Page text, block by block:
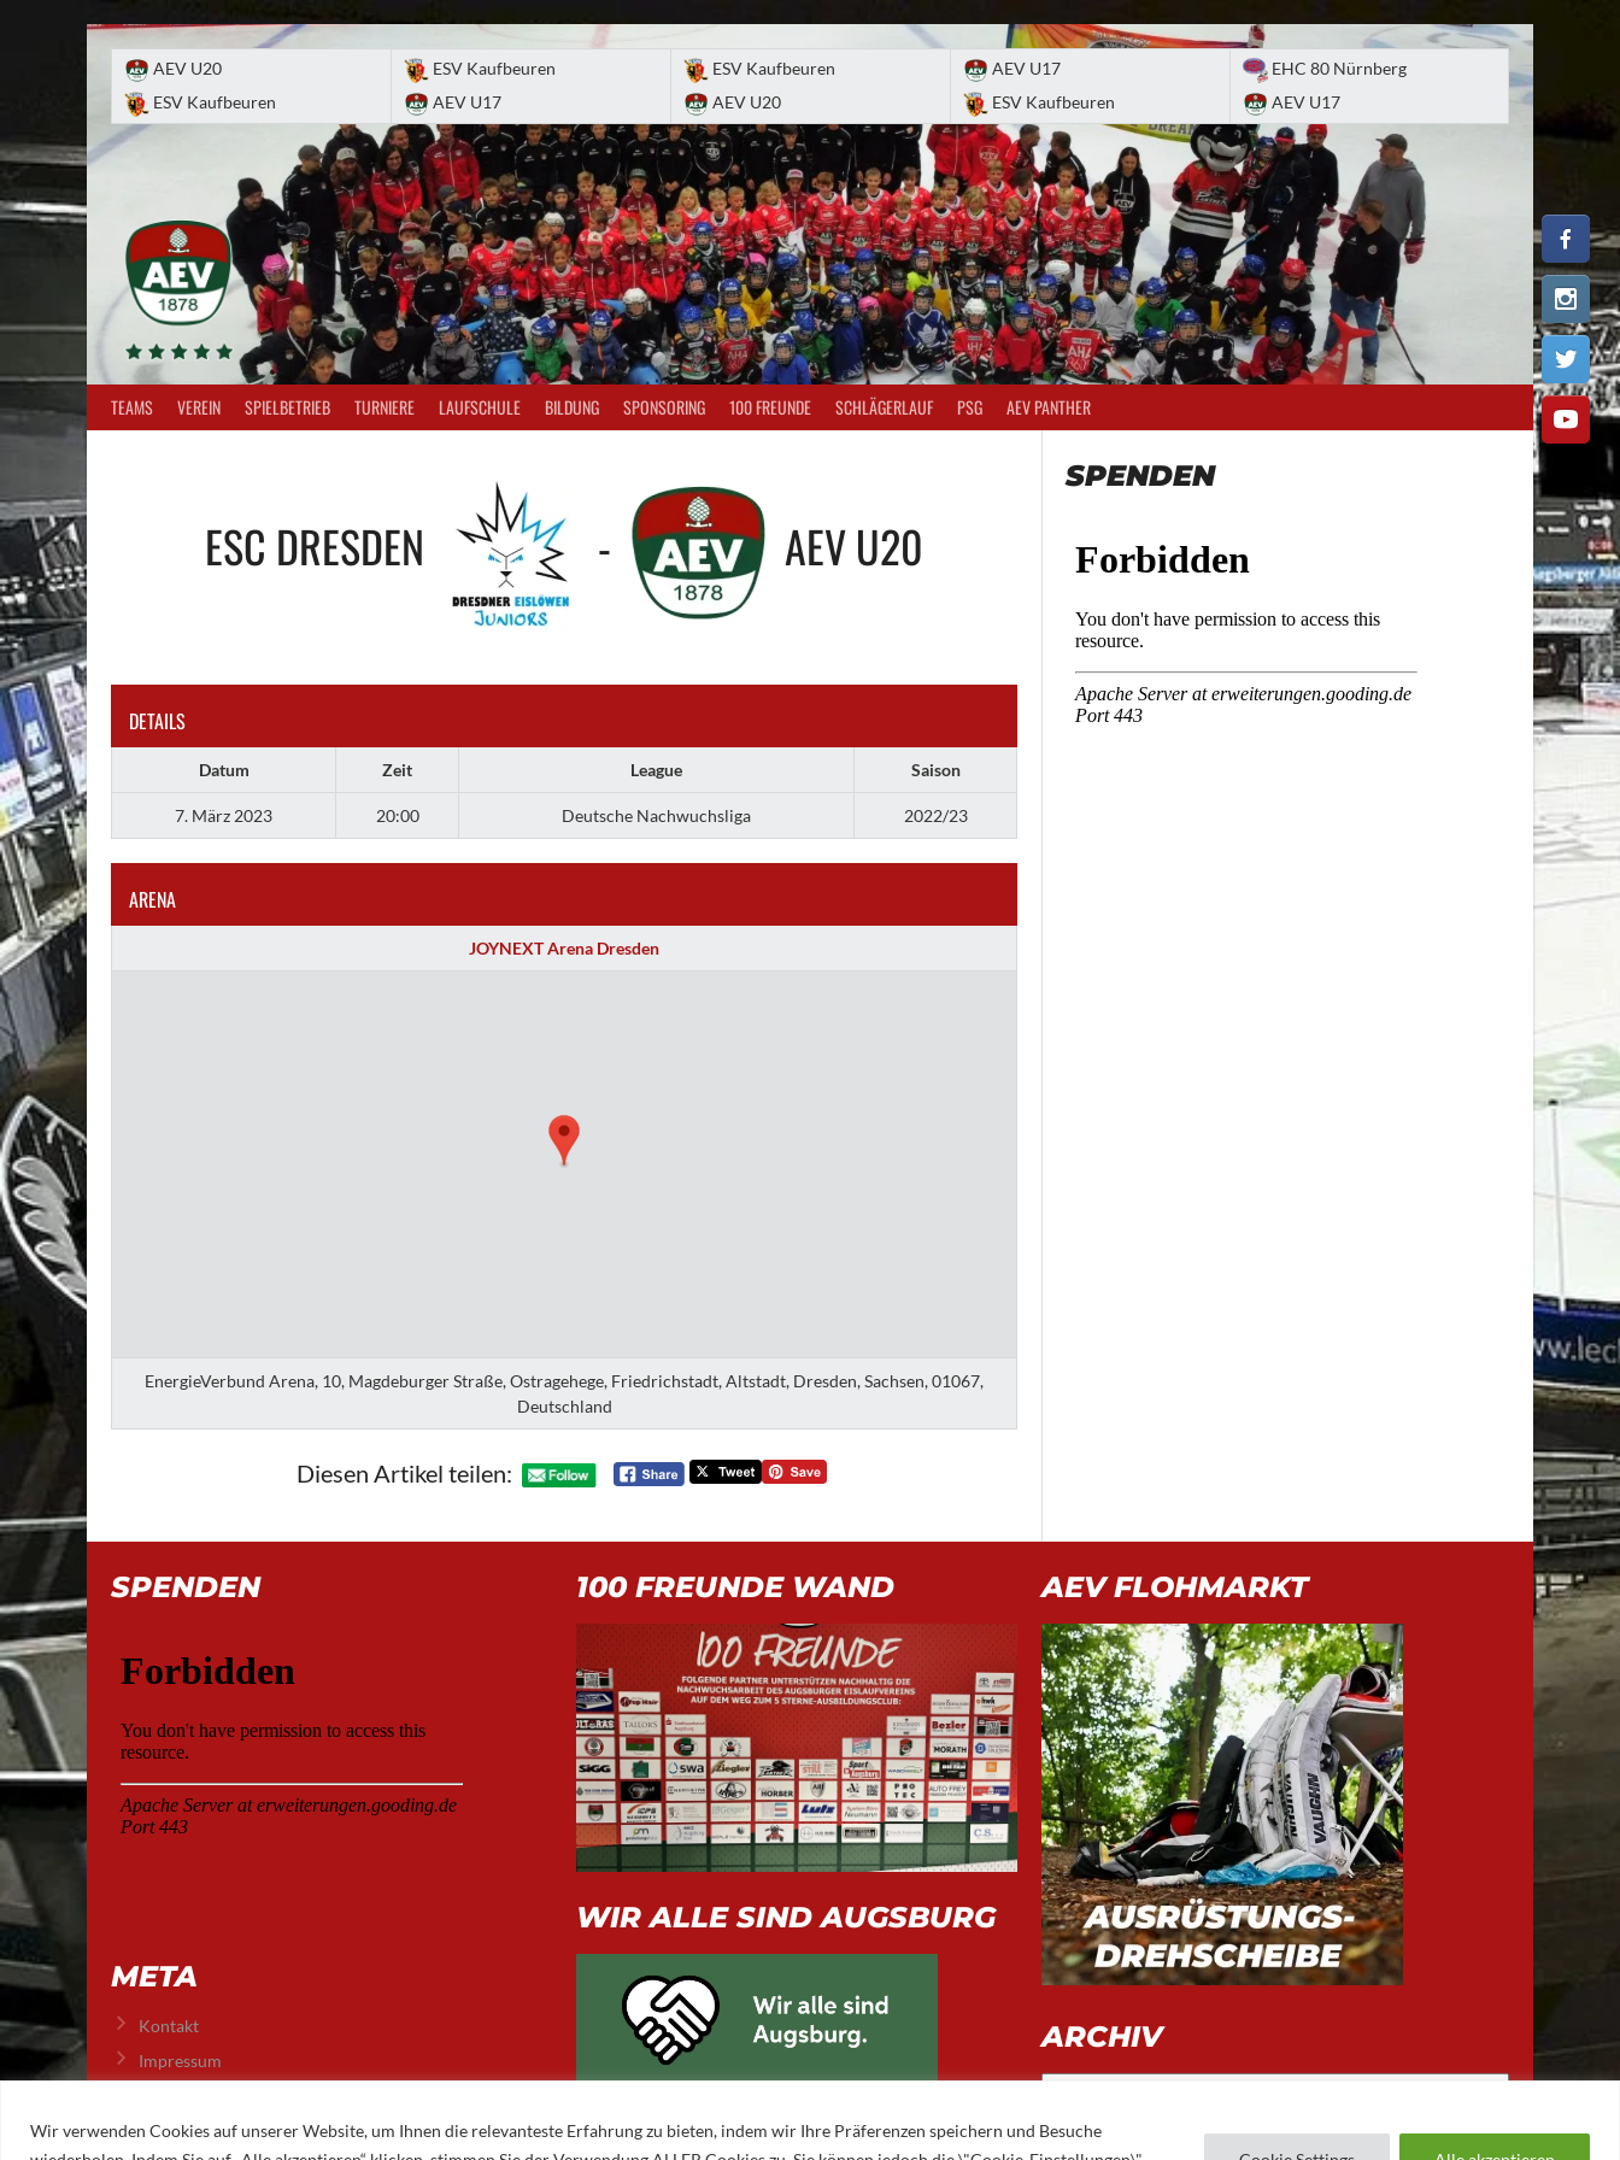
Wir verwenden Cookies auf unserer Website, um Ihnen die relevanteste Erfahrung zu bieten, indem wir Ihre Präferenzen speichern und Besuche
AEV U20
ESV Kaufbeuren
ESV Kaufbeuren
AEV U17
ESV Kaufbeuren
AEV U20
AEV U17
ESV Kaufbeuren
EHC 80 Nürnberg
AEV U17
TEAMS VEREIN SPIELBETRIEB TURNIERE LAUFSCHULE BILDUNG SPONSORING 100 FREUNDE SCHLÄGERLAUF PSG AEV PANTHER
ESC DRESDEN - AEV U20
DETAILS
Datum Zeit League Saison
7. März 2023 20:00 Deutsche Nachwuchsliga 2022/23
ARENA
JOYNEXT Arena Dresden
EnergieVerbund Arena, 10, Magdeburger Straße, Ostragehege, Friedrichstadt, Altstadt, Dresden, Sachsen, 01067,
Deutschland
Diesen Artikel teilen:
SPENDEN
SPENDEN
META
Kontakt
Impressum
100 FREUNDE WAND
WIR ALLE SIND AUGSBURG
AEV FLOHMARKT
ARCHIV
Archiv